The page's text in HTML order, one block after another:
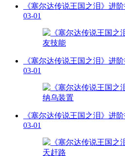
《塞尔达传说王国之泪》进
03-01
《塞尔达传说王国之泪》进
03-01
《塞尔达传说王国之泪》进
03-01